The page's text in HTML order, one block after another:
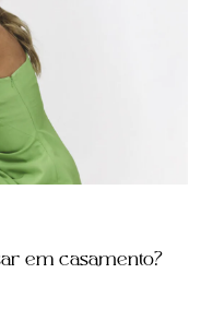
em casamento?